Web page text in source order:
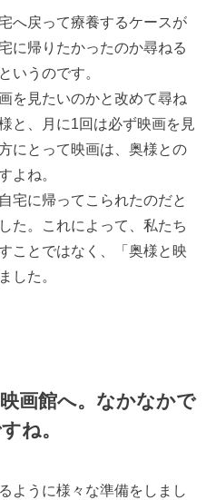
へ戻って療養するケースが
に帰りたかったのか尋ねる
いうのです。
を見たいのかと改めて尋ね
と、月に1回は必ず映画を見
にとって映画は、奥様との
よね。
宅に帰ってこられたのだと
た。これによって、私たち
ことではなく、「奥様と映
した。
画館へ。なかなかで
ね。
ように様々な準備をしまし